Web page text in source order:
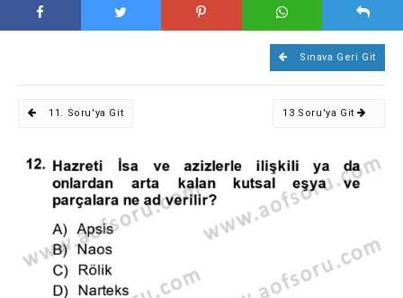
Sınava Geri Git
11. Soru'ya Git 13 Soru'ya Git